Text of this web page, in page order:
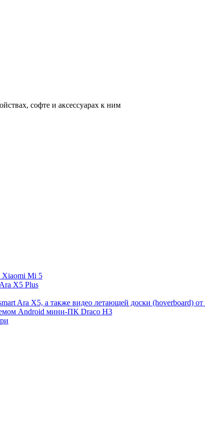
софте и аксессуарах к ним
Xiaomi Mi 5
X5 Plus
Ara X5, а также видео летающей доски (hoverboard) от
Android мини-ПК Draco H3